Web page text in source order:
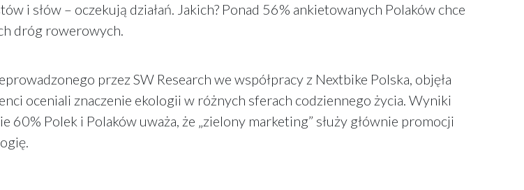
i słów – oczekują działań. Jakich? Ponad 56% ankietowanych Polaków chce
dróg rowerowych.
przez SW Research we współpracy z Nextbike Polska, objęła
oceniali znaczenie ekologii w różnych sferach codziennego życia. Wyniki
Polek i Polaków uważa, że „zielony marketing” służy głównie promocji